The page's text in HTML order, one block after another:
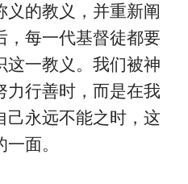
义的教义，并重新阐
，每一代基督徒都要
这一教义。我们被神
力行善时，而是在我
己永远不能之时，这
面。